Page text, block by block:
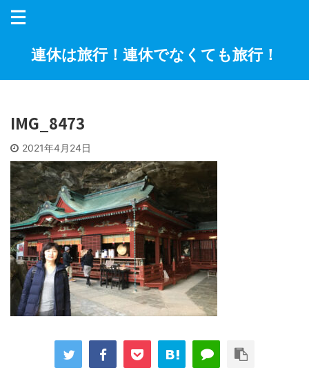
連休は旅行！連休でなくても旅行！
IMG_8473
2021年4月24日